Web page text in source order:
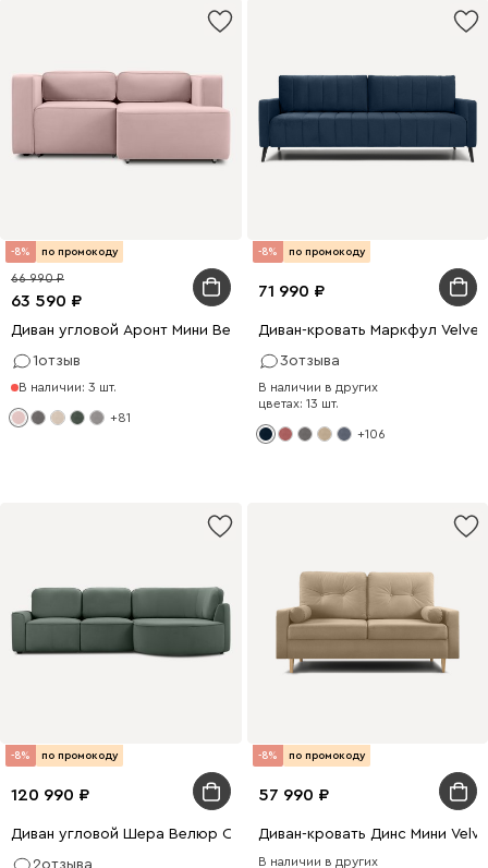
-8% по промокоду
63 590
66 990
Диван угловой Аронт Мини Велюр Светло-розовый
1отзыв
В наличии: 3 шт.
+81
-8% по промокоду
71 990
Диван-кровать Маркфул Velvet
3отзыва
В наличии в других
цветах: 13 шт.
+106
-8% по промокоду
120 990
Диван угловой Шера Велюр Оливковый
-8% по промокоду
57 990
Диван-кровать Динс Мини
В наличии в других